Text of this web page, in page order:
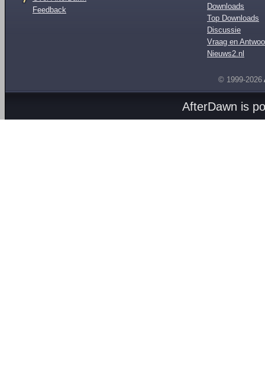
Feedback
Downloads
Top Downloads
Discussie
Vraag en
Nieuws2.nl
© 1999-2026
AfterDawn is